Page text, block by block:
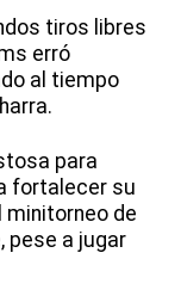
tiros libres
erró
al tiempo
para
fortalecer su
minitorneo de
pese a jugar